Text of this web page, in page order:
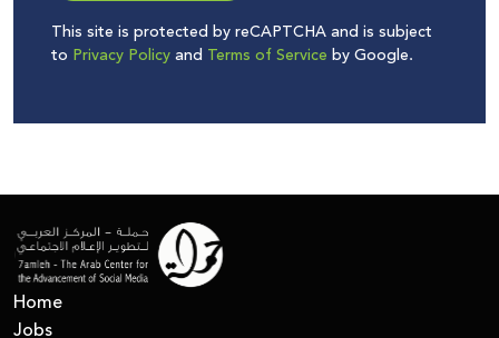
This site is protected by reCAPTCHA and is subject
to Privacy Policyand Terms of Service by Google.
Home
Jobs